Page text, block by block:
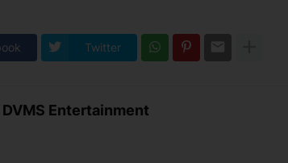
Twitter
DVMS Entertainment